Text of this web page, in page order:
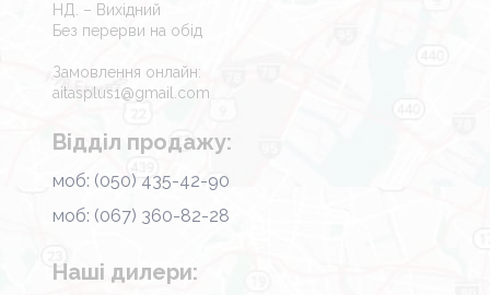
НД. – Вихідний
Без перерви на обід
Замовлення онлайн:
aitasplus1@gmail.com
Відділ продажу:
моб: (050) 435-42-90
моб: (067) 360-82-28
Наші дилери: